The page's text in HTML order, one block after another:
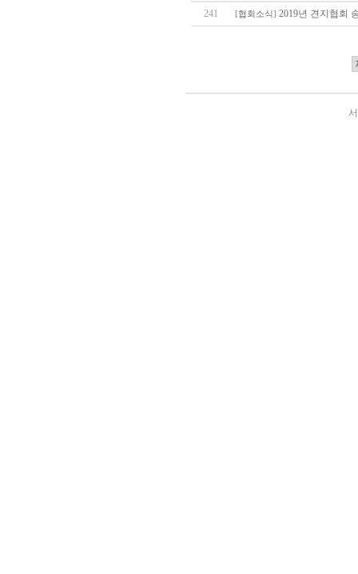
241 [협회소식] 2019년 견지협회